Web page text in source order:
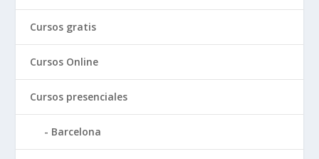
Cursos gratis
Cursos Online
Cursos presenciales
Barcelona